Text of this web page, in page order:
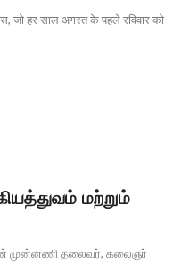
जो हर साल अगस्त के पहले रविवार को
மற்றும்
முன்னணி தலைவர், கலைஞர்